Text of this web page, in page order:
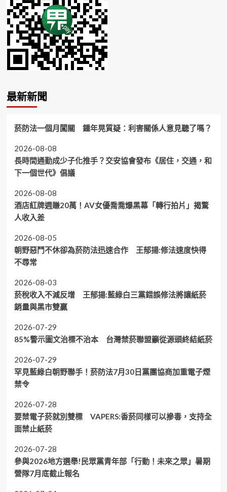
最新新聞
菸防法一個月闖關 鍾年晃質疑：利害關係人意見聽了嗎？
2026-08-08
長時間通勤成少子化推手？交安協會發布《居住，交通，和
下一個世代》倡議
2026-08-08
酒店紅牌週賺20萬！AV女優喬喬爆黑幕「轉行拍片」揭驚
人收入差
2026-08-05
朝野惡鬥不休卻為菸防法迅速合作 王郁揚:修法速度快得
不尋常
2026-08-03
菸稅收入不減反增 王郁揚:藍綠白三黨錯誤修法將讓紙菸
銷量與黑市雙贏
2026-07-29
85%警示圖文治標不治本 台灣禁菸聯盟籲從源頭終結紙菸
2026-07-29
罕見藍綠白朝野聯手！菸防法7月30日黨團協商加重電子煙
禁令
2026-07-28
要禁電子菸就別雙標 VAPERS:香菸同樣可以摻毒，支持全
面禁止紙菸
2026-07-28
參與2026地方選舉!民眾黨青年部「行動！未來之眾」暑期
營隊7月底截止報名